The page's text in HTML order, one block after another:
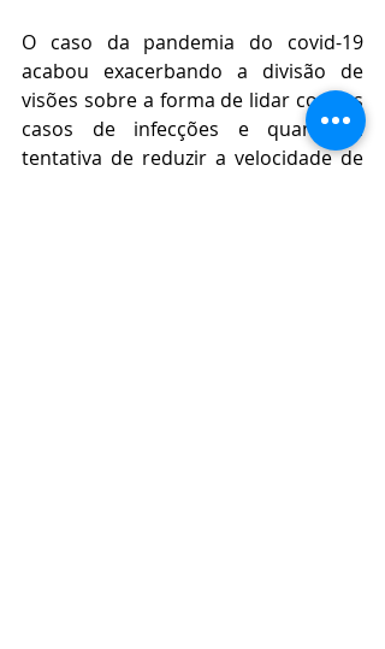
O caso da pandemia do covid-19
acabou exacerbando a divisão de
visões sobre a forma de lidar com os
casos de infecções e quanto à
tentativa de reduzir a velocidade de